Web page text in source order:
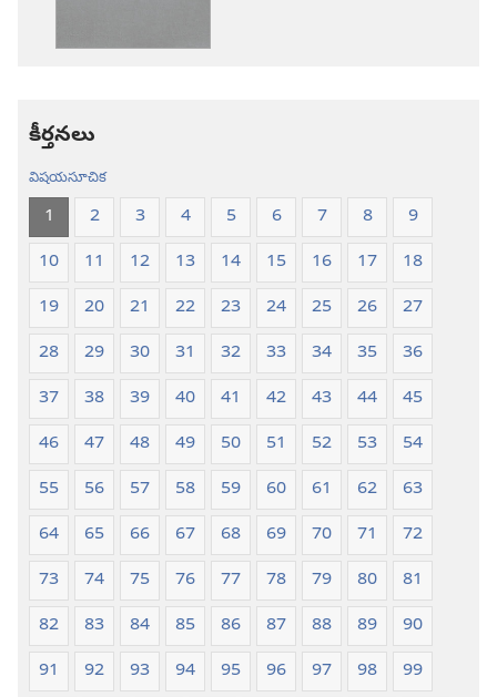
కీర్తనలు
విషయసూచిక
1 2 3 4 5 6 7 8
9
10
11 12 13 14 15 16 17
18
19
20 21 22 23 24 25 26
27
28
29 30 31 32 33 34 35
36
37
38 39 40 41 42 43 44
45
46
47 48 49 50 51 52 53
54
55
56 57 58 59 60 61 62
63
64
65 66 67 68 69 70 71
72
73
74 75 76 77 78 79 80
81
82
83 84 85 86 87 88 89
90
91
92 93 94 95 96 97 98
99